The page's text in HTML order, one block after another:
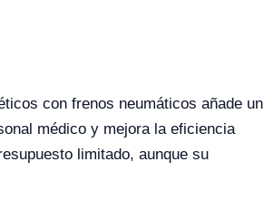
con frenos neumáticos añade un
médico y mejora la eficiencia
limitado, aunque su